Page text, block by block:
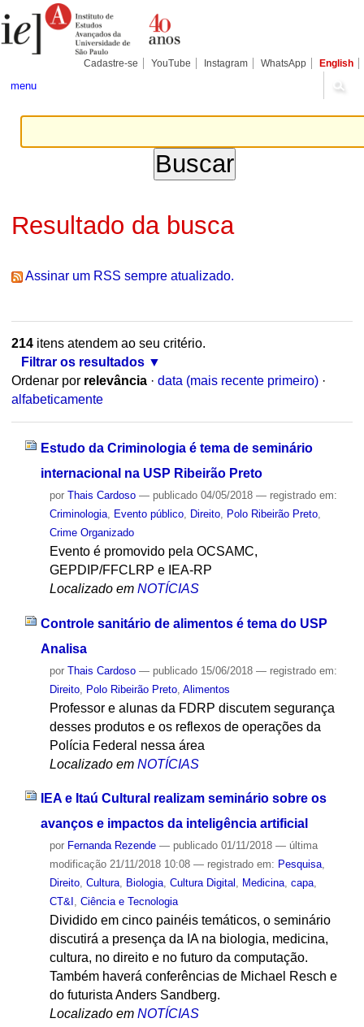
para
conteúdo.
Pessoais
Cadastre-se YouTube Instagram WhatsApp English
menu
Resultado da busca
Assinar um RSS sempre atualizado.
214itens atendem ao seu critério.
Filtrar os resultados
Ordenar por relevância · data (mais recente primeiro) ·
alfabeticamente
Estudo da Criminologia é tema de seminário
internacional na USP Ribeirão Preto
por Thais Cardoso — publicado04/05/2018 — registrado em:
Criminologia, Evento público, Direito, Polo Ribeirão Preto,
Crime Organizado
Evento é promovido pela OCSAMC,
GEPDIP/FFCLRP e IEA-RP
Localizado em NOTÍCIAS
Controle sanitário de alimentos é tema do USP
Analisa
por Thais Cardoso — publicado15/06/2018 — registrado em:
Direito, Polo Ribeirão Preto, Alimentos
Professor e alunas da FDRP discutem segurança
desses produtos e os reflexos de operações da
Polícia Federal nessa área
Localizado em NOTÍCIAS
IEA e Itaú Cultural realizam seminário sobre os
avanços e impactos da inteligência artificial
por Fernanda Rezende — publicado01/11/2018 — última
modificação21/11/2018 10:08 — registrado em: Pesquisa,
Direito, Cultura, Biologia, Cultura Digital , Medicina, capa,
CT&I , Ciência e Tecnologia
Dividido em cinco painéis temáticos, o seminário
discutirá a presença da IA na biologia, medicina,
cultura, no direito e no futuro da computação.
Também haverá conferências de Michael Resch e
do futurista Anders Sandberg.
Localizado em NOTÍCIAS